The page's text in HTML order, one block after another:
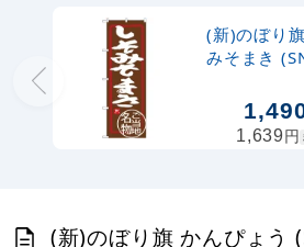
売り切れ中
定番のぼり竿 オリジ
1.6～3m 伸縮式 水色
(新)のぼり
みそまき
1,639円
(新)のぼり旗 かんぴょう